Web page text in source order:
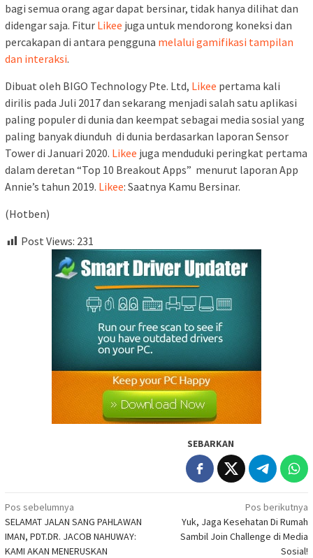
bagi semua orang agar dapat bersinar, tidak hanya dilihat dan
didengar saja. Fitur Likee juga untuk mendorong koneksi dan
percakapan di antara pengguna melalui gamifikasi tampilan
dan interaksi.
Dibuat oleh BIGO Technology Pte. Ltd, Likee pertama kali
dirilis pada Juli 2017 dan sekarang menjadi salah satu aplikasi
paling populer di dunia dan keempat sebagai media sosial yang
paling banyak diunduh di dunia berdasarkan laporan Sensor
Tower di Januari 2020. Likee juga menduduki peringkat pertama
dalam deretan “Top 10 Breakout Apps” menurut laporan App
Annie’s tahun 2019. Likee: Saatnya Kamu Bersinar.
(Hotben)
Post Views: 231
SEBARKAN
Navigasi
pos
Pos sebelumnya
SELAMAT JALAN SANG PAHLAWAN
IMAN, PDT.DR. JACOB NAHUWAY:
KAMI AKAN MENERUSKAN
Pos berikutnya
Yuk, Jaga Kesehatan Di Rumah
Sambil Join Challenge di Media
Sosial!